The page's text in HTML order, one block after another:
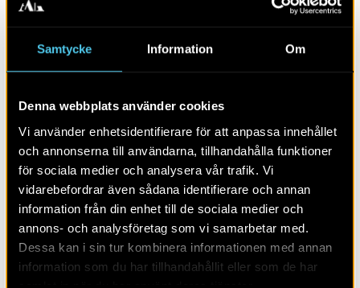
Samtycke Information Om
Denna webbplats använder cookies
Vi använder enhetsidentifierare för att anpassa innehållet
och annonserna till användarna, tillhandahålla funktioner
för sociala medier och analysera vår trafik. Vi
vidarebefordrar även sådana identifierare och annan
information från din enhet till de sociala medier och
annons- och analysföretag som vi samarbetar med.
Dessa kan i sin tur kombinera informationen med annan
information som du har tillhandahållit eller som de har
fastighet Skällåkra 6:4
Gisela Ängeby
PUBLIKATION HALLAND RAPPORTER
BOPLATS HALLAND STENÅLDER
DELA SIDAN